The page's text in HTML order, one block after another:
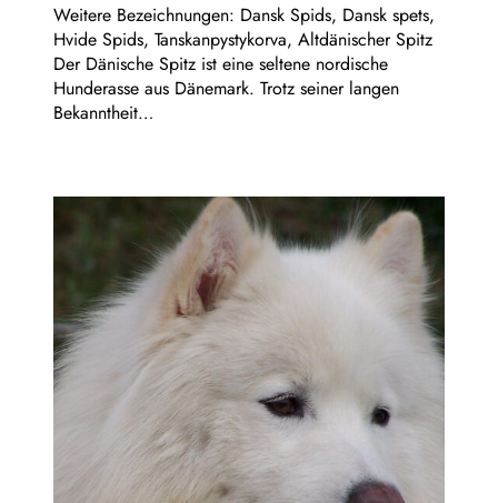
Weitere Bezeichnungen: Dansk Spids, Dansk spets,
Hvide Spids, Tanskanpystykorva, Altdänischer Spitz
Der Dänische Spitz ist eine seltene nordische
Hunderasse aus Dänemark. Trotz seiner langen
Bekanntheit…